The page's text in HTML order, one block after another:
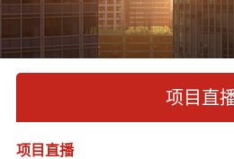
项目直
项目直播